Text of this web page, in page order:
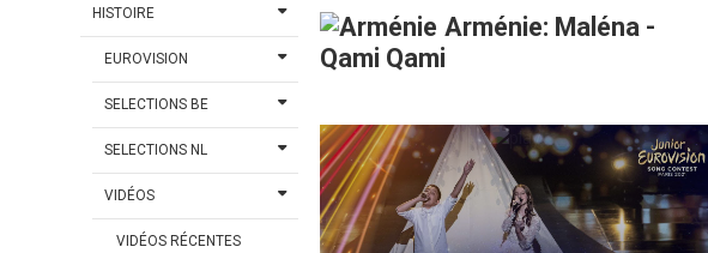
HISTOIRE
EUROVISION
SELECTIONS BE
SELECTIONS NL
VIDÉOS
VIDÉOS RÉCENTES
Arménie: Maléna -
Qami Qami